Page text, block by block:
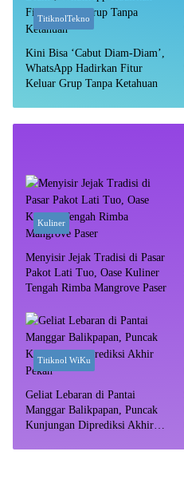
TitiknolTekno
Kini Bisa ‘Cabut Diam-Diam’,
WhatsApp Hadirkan Fitur
Keluar Grup Tanpa Ketahuan
Kuliner
Menyisir Jejak Tradisi di Pasar
Pakot Lati Tuo, Oase Kuliner
Tengah Rimba Mangrove Paser
Titiknol WiKu
Geliat Lebaran di Pantai
Manggar Balikpapan, Puncak
Kunjungan Diprediksi Akhir